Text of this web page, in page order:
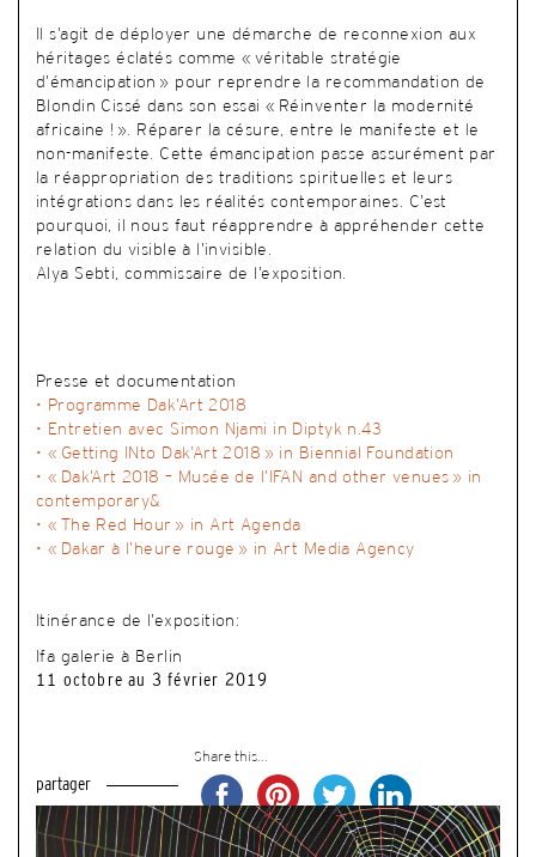
Il s’agit de déployer une démarche de reconnexion aux
héritages éclatés comme « véritable stratégie
d’émancipation » pour reprendre la recommandation de
Blondin Cissé dans son essai « Réinventer la modernité
africaine ! ». Réparer la césure, entre le manifeste et le
non-manifeste. Cette émancipation passe assurément par
la réappropriation des traditions spirituelles et leurs
intégrations dans les réalités contemporaines. C’est
pourquoi, il nous faut réapprendre à appréhender cette
relation du visible à l’invisible.
Alya Sebti, commissaire de l’exposition.
Presse et documentation
• Programme Dak’Art 2018
• Entretien avec Simon Njami in Diptyk n.43
• « Getting INto Dak’Art 2018 » in Biennial Foundation
• « Dak’Art 2018 – Musée de l’IFAN and other venues » in
contemporary&
• « The Red Hour » in Art Agenda
• « Dakar à l’heure rouge » in Art Media Agency
Itinérance de l’exposition:
Ifa galerie à Berlin
11 octobre au 3 février 2019
partager
Share this...